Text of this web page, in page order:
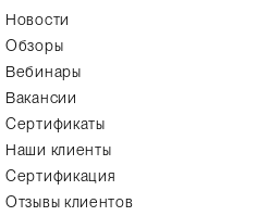
Новости
Обзоры
Вебинары
Вакансии
Сертификаты
Наши клиенты
Сертификация
Отзывы клиентов